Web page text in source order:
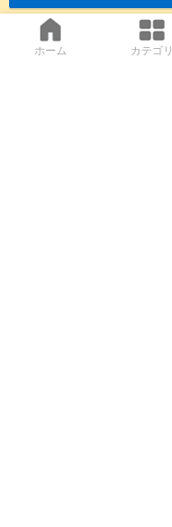
ホーム カテゴリ